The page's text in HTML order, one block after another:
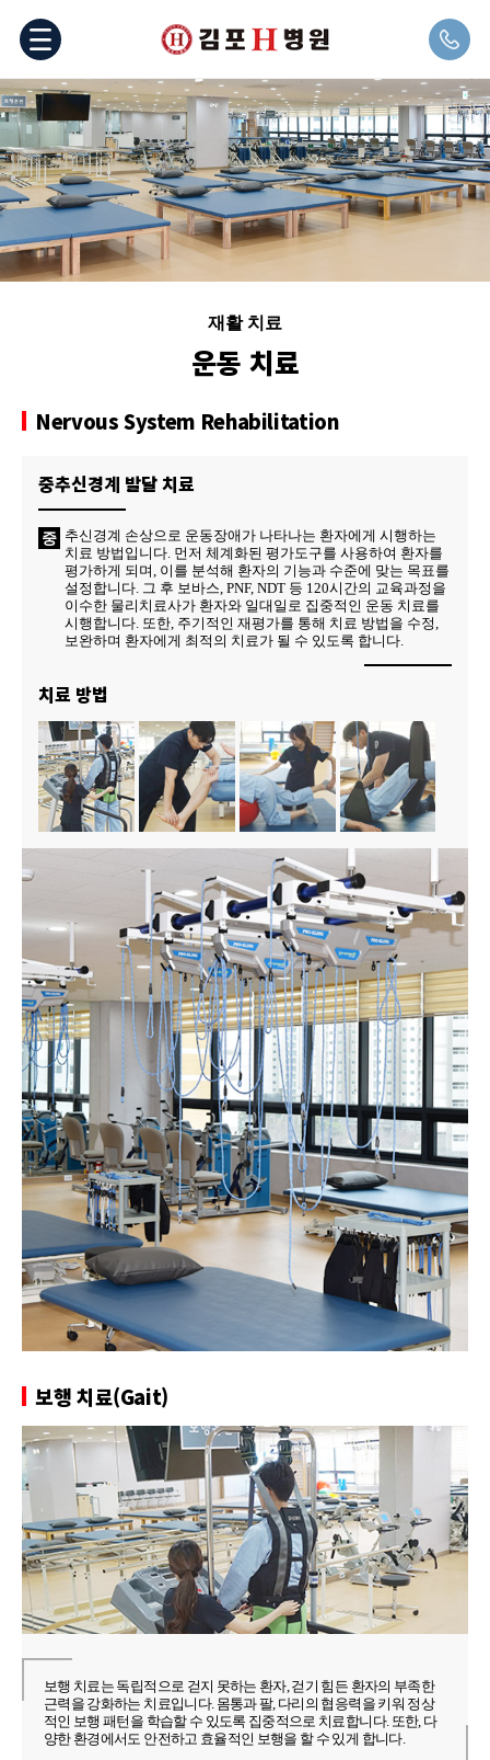
재활 치료
운동 치료
Nervous System Rehabilitation
중추신경계 발달 치료
중 추신경계 손상으로 운동장애가 나타나는 환자에게 시행하는
치료 방법입니다. 먼저 체계화된 평가도구를 사용하여 환자를
평가하게 되며, 이를 분석해 환자의 기능과 수준에 맞는 목표를
설정합니다. 그 후 보바스, PNF, NDT 등 120시간의 교육과정을
이수한 물리치료사가 환자와 일대일로 집중적인 운동 치료를
시행합니다. 또한, 주기적인 재평가를 통해 치료 방법을 수정,
보완하며 환자에게 최적의 치료가 될 수 있도록 합니다.
치료 방법
보행 치료(Gait)
보행 치료는 독립적으로 걷지 못하는 환자, 걷기 힘든 환자의 부족한
근력을 강화하는 치료입니다. 몸통과 팔, 다리의 협응력을 키워 정상
적인 보행 패턴을 학습할 수 있도록 집중적으로 치료합니다. 또한, 다
양한 환경에서도 안전하고 효율적인 보행을 할 수 있게 합니다.